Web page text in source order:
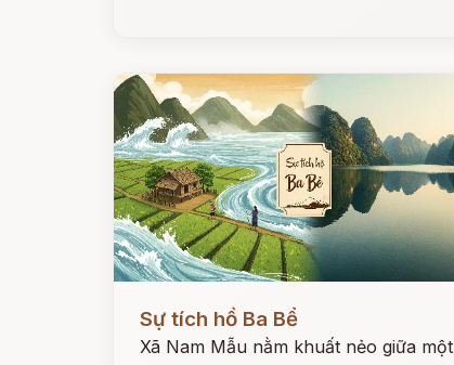
Sự tích hồ Ba Bể
Xã Nam Mẫu nằm khuất nẻo giữa một